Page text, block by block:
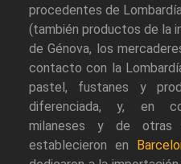
procedentes de
(también productos de la
de Génova, los
contacto con la
pastel, fustanes y
diferenciada, y, en
milaneses y de otras
establecieron en